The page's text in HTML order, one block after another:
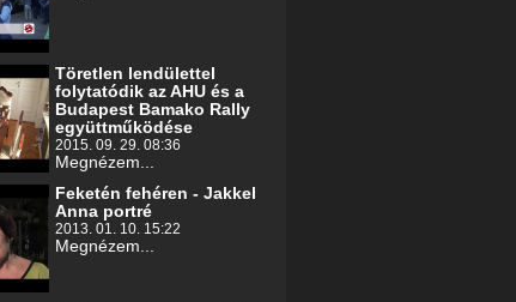
Töretlen lendülettel
folytatódik az AHU és a
Budapest Bamako Rally
együttműködése
2015. 09. 29. 08:36
Megnézem...
Feketén fehéren - Jakkel
Anna portré
2013. 01. 10. 15:22
Megnézem...